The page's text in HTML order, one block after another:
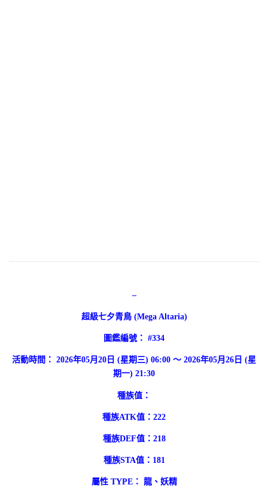
–
超級七夕青鳥 (Mega Altaria)
圖鑑編號： #334
活動時間： 2026年05月20日 (星期三) 06:00 ～ 2026年05月26日 (星
期一) 21:30
種族值：
種族ATK值：222
種族DEF值：218
種族STA值：181
屬性 TYPE： 龍、妖精